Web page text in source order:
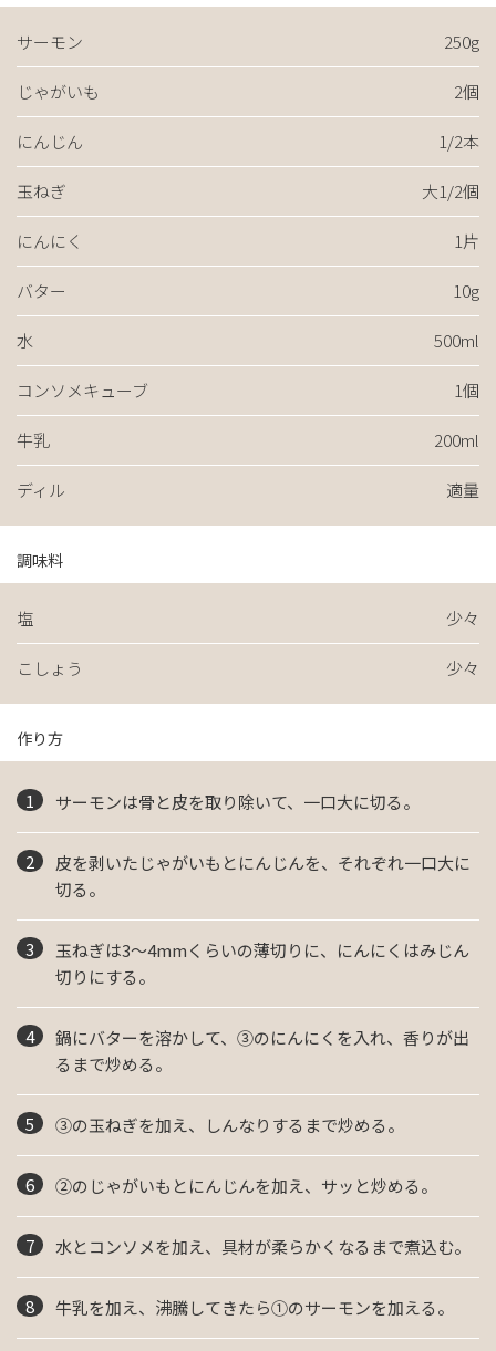
サーモン 250g
じゃがいも 2個
にんじん 1/2本
玉ねぎ 大1/2個
にんにく 1片
バター 10g
水 500ml
コンソメキューブ 1個
牛乳 200ml
ディル 適量
調味料
塩 少々
こしょう 少々
作り方
サーモンは骨と皮を取り除いて、一口大に切る。
皮を剥いたじゃがいもとにんじんを、それぞれ一口大に
切る。
玉ねぎは3～4mmくらいの薄切りに、にんにくはみじん
切りにする。
鍋にバターを溶かして、③のにんにくを入れ、香りが出
るまで炒める。
③の玉ねぎを加え、しんなりするまで炒める。
②のじゃがいもとにんじんを加え、サッと炒める。
水とコンソメを加え、具材が柔らかくなるまで煮込む。
牛乳を加え、沸騰してきたら①のサーモンを加える。